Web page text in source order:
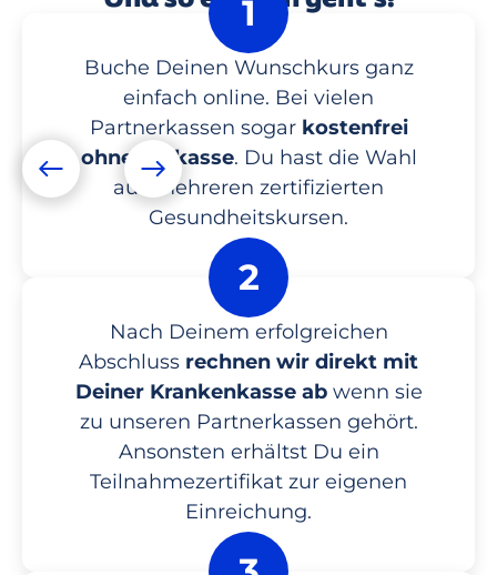
1
Buche Deinen Wunschkurs ganz
einfach online. Bei vielen
Partnerkassen sogar kostenfrei
ohne Vorkasse. Du hast die Wahl
aus mehreren zertifizierten
Gesundheitskursen.
2
Nach Deinem erfolgreichen
Abschluss rechnen wir direkt mit
Deiner Krankenkasse abwenn sie
zu unseren Partnerkassen gehört.
Ansonsten erhältst Du ein
Teilnahmezertifikat zur eigenen
Einreichung.